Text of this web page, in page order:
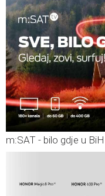
m:SAT - bilo gdje u BiH